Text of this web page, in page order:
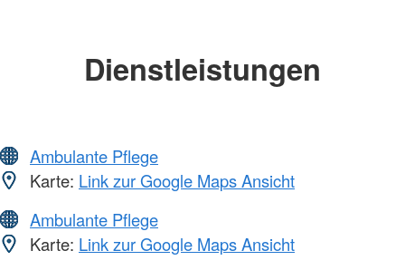
Dienstleistungen
Ambulante Pflege
Karte: Link zur Google Maps Ansicht
Ambulante Pflege
Karte: Link zur Google Maps Ansicht